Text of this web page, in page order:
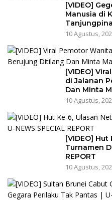
[VIDEO]
Manusia di
10 Agustus,
[VIDEO]
di Jalanan
Dan Minta
10 Agustus,
[VIDEO]
Turnamen
REPORT
10 Agustus,